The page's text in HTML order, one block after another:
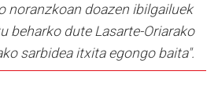
noranzkoan doazen ibilgailuek
beharko dute Lasarte-Oriarako
sarbidea itxita egongo baita".